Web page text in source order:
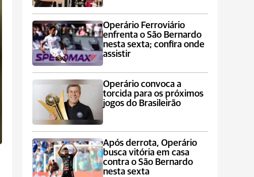
Operário Ferroviário
enfrenta o São Bernardo
nesta sexta; confira onde
assistir
Operário convoca a
torcida para os próximos
jogos do Brasileirão
Após derrota, Operário
busca vitória em casa
contra o São Bernardo
nesta sexta